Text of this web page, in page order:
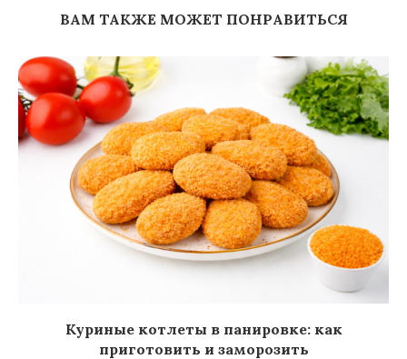
ВАМ ТАКЖЕ МОЖЕТ ПОНРАВИТЬСЯ
Куриные котлеты в панировке: как
приготовить и заморозить